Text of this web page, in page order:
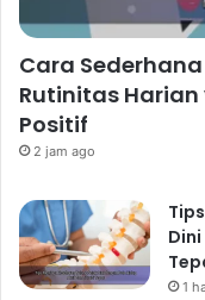
Hubungan sosial
kesehatan mental
untuk berinteraksi
sayangi dan
Kualitas
Lebih baik
kuat daripada
Berikan
Cara
Rutinitas
Positif
2 jam ago
1